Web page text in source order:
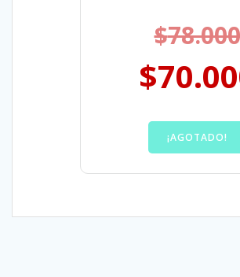
$78.000
$
¡AGOTADO!